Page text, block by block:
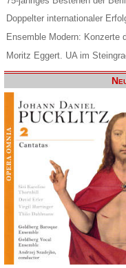
Doppelter internationaler
Ensemble Modern: Konzerte
Moritz Eggert. UA im